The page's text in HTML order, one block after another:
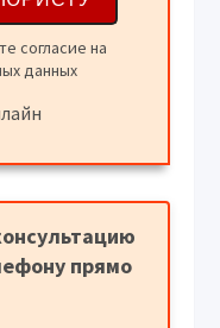
согласие на
данных
прямо